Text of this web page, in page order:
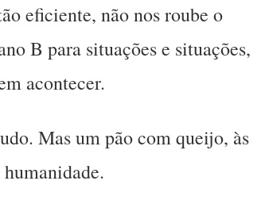
eficiente, não nos roube o
B para situações e situações,
acontecer.
Mas um pão com queijo, às